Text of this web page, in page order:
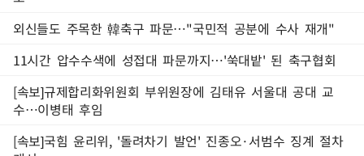
외신들도 주목한 韓축구 파문…"국민적 공분에 수사 재개"
11시간 압수수색에 성접대 파문까지…'쑥대밭' 된 축구협회
[속보]규제합리화위원회 부위원장에 김태유 서울대 공대 교
수…이병태 후임
[속보]국힘 윤리위, '돌려차기 발언' 진종오·서범수 징계 절차